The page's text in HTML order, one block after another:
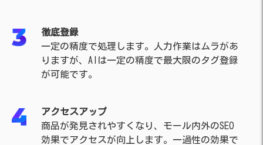
徹底登録
一定の精度で処理します。
人力作業はムラがあ
りますが、 AIは一定の精度で最大限のタグ登録
が可能です。
アクセスアップ
商品が発見されやすくなり、モール内外のSEO
効果でアクセスが向上します。一過性の効果で